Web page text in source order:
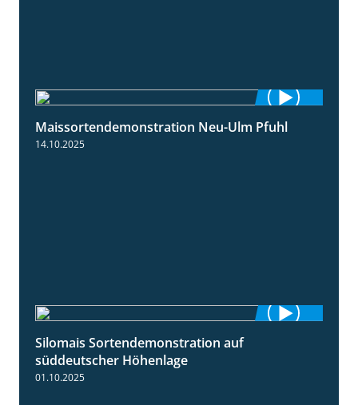
7:10
Maissortendemonstration Neu-Ulm Pfuhl
14.10.2025
Silomais Sortendemonstration auf
süddeutscher Höhenlage
01.10.2025